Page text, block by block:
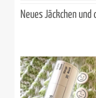
Neues Jäckchen und